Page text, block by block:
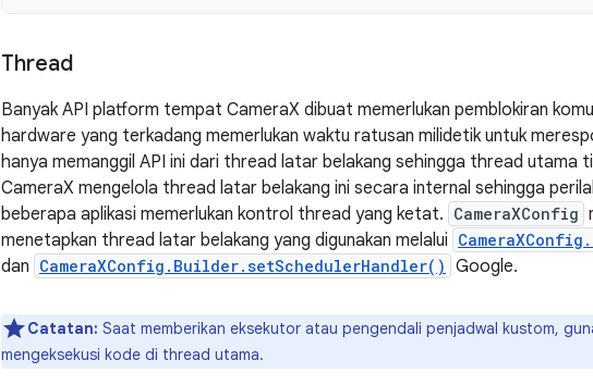
Thread
Banyak API platform tempat CameraX dibuat memerlukan pemblokiran
hardware yang terkadang memerlukan waktu ratusan milidetik untuk
hanya memanggil API ini dari thread latar belakang sehingga thread utama
CameraX mengelola thread latar belakang ini secara internal sehingga
beberapa aplikasi memerlukan kontrol thread yang ketat. CameraXConfig
menetapkan thread latar belakang yang digunakan melalui
dan CameraXConfig.Builder.setSchedulerHandler() Google.
Catatan: Saat memberikan eksekutor atau pengendali penjadwal kustom,
mengeksekusi kode di thread utama.